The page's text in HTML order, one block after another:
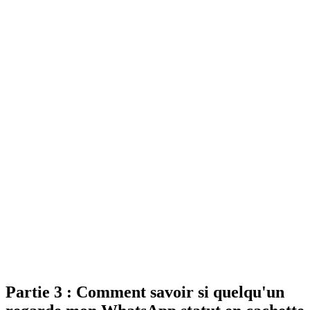
Partie 3 : Comment savoir si quelqu'un